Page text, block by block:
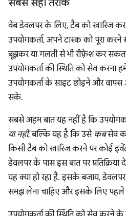
सबसे सही तरीके
वेब डेवलपर के लिए, टैब को खारिज
उपयोगकर्ता, अपने टास्क को पूरा
बूझकर या गलती से भी रीफ़्रेश कर
उपयोगकर्ता की स्थिति को सेव करना
उपयोगकर्ता के साइट छोड़ने और
सके.
सबसे अहम बात यह नहीं है कि
या नहीं, बल्कि यह है कि उसे कबसेव
किसी टैब को खारिज करने पर कोई इवेंट
डेवलपर के पास इस बात पर प्रतिक्रिया
यह क्या हो रहा है. इसके बजाय,
समझ लेना चाहिए और इसके लिए पहले से